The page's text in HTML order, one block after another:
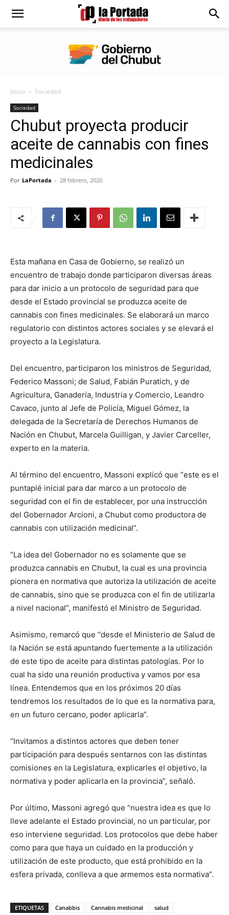
Diario
Portada
Inicio Sociedad
Sociedad
Chubut proyecta producir
aceite de cannabis con fines
medicinales
Por LaPortada - 28 febrero, 2020
Esta mañana en Casa de Gobierno, se realizó un
encuentro de trabajo donde participaron diversas áreas
para dar inicio a un protocolo de seguridad para que
desde el Estado provincial se produzca aceite de
cannabis con fines medicinales. Se elaborará un marco
regulatorio con distintos actores sociales y se elevará el
proyecto a la Legislatura.
Del encuentro, participaron los ministros de Seguridad,
Federico Massoni; de Salud, Fabián Puratich, y de
Agricultura, Ganadería, Industria y Comercio, Leandro
Cavaco, junto al Jefe de Policía, Miguel Gómez, la
delegada de la Secretaría de Derechos Humanos de
Nación en Chubut, Marcela Guilligan, y Javier Carceller,
experto en la materia.
Al término del encuentro, Massoni explicó que “este es el
puntapié inicial para dar marco a un protocolo de
seguridad con el fin de establecer, por una instrucción
del Gobernador Arcioni, a Chubut como productora de
cannabis con utilización medicinal”.
“La idea del Gobernador no es solamente que se
produzca cannabis en Chubut, la cual es una provincia
pionera en normativa que autoriza la utilización de aceite
de cannabis, sino que se produzca con el fin de utilizarla
a nivel nacional”, manifestó el Ministro de Seguridad.
Asimismo, remarcó que “desde el Ministerio de Salud de
la Nación se está apuntando fuertemente a la utilización
de este tipo de aceite para distintas patologías. Por lo
cual ha sido una reunión productiva y vamos por esa
línea. Entendemos que en los próximos 20 días
tendremos los resultados de lo que es la normativa para,
en un futuro cercano, poder aplicarla”.
“Invitamos a distintos actores que deben tener
participación para después sentarnos con las distintas
comisiones en la Legislatura, explicarles el objetivo, la
normativa y poder aplicarla en la provincia”, señaló.
Por último, Massoni agregó que “nuestra idea es que lo
lleve adelante el Estado provincial, no un particular, por
eso interviene seguridad. Los protocolos que debe haber
como para que haya un cuidado en la producción y
utilización de este producto, que está prohibido en la
esfera privada, conlleva a que armemos esta normativa”.
ETIQUETAS Canabbis Cannabis medicinal salud